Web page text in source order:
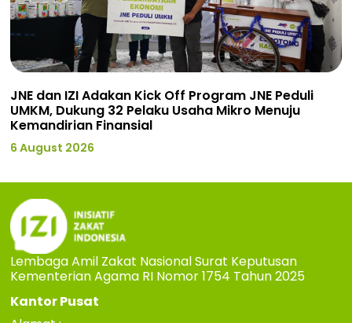
JNE dan IZI Adakan Kick Off Program JNE Peduli
UMKM, Dukung 32 Pelaku Usaha Mikro Menuju
Kemandirian Finansial
6 August 2026
Lembaga Amil Zakat Nasional Surat Keputusan
Kementerian Agama RI Nomor 1754 Tahun 2025
Kantor Pusat